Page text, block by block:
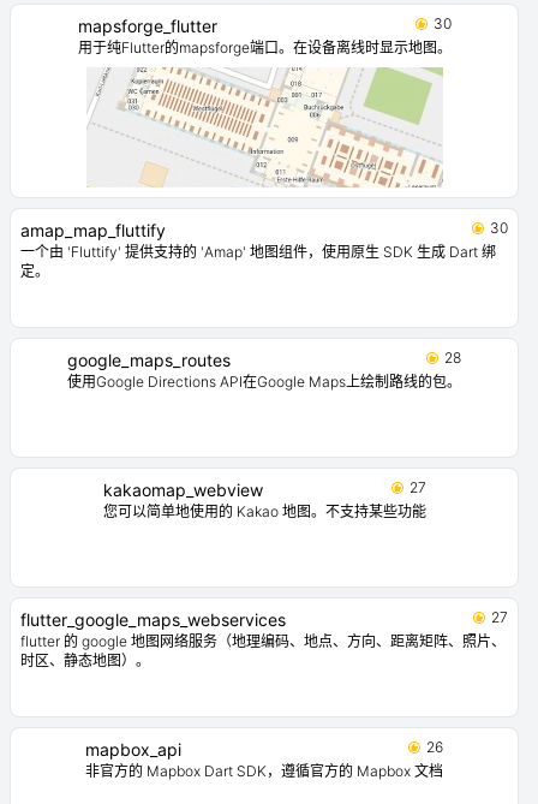
mapsforge_flutter
30
用于纯Flutter的mapsforge端口。在设备离线时显示地图。
amap_map_fluttify
30
一个由 'Fluttify' 提供支持的 'Amap' 地图组件，使用原生 SDK 生成 Dart 绑
定。
google_maps_routes
28
使用Google Directions API在Google Maps上绘制路线的包。
kakaomap_webview
27
您可以简单地使用的 Kakao 地图。不支持某些功能
flutter_google_maps_webservices
27
flutter 的 google 地图网络服务（地理编码、地点、方向、距离矩阵、照片、
时区、静态地图）。
mapbox_api
26
非官方的 Mapbox Dart SDK，遵循官方的 Mapbox 文档